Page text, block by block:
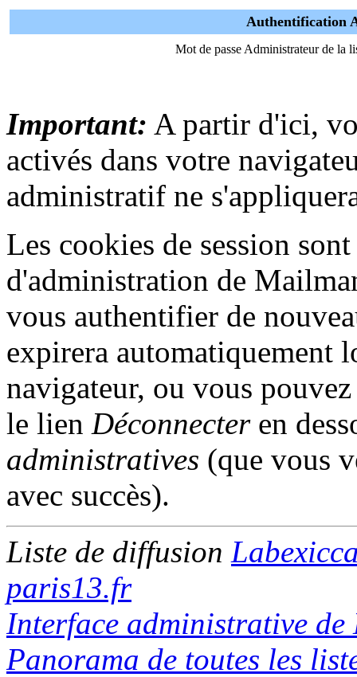
Authentification
Mot de passe Administrateur de la
Important: A partir d'ici,
activés dans votre
administratif ne
Les cookies de session
d'administration de
vous authentifier de
expirera automatiquement
navigateur, ou vous
le lien Déconnecteren
administratives (que vous
avec succès).
Liste de diffusion
paris13.fr
Interface administrative de
Panorama de toutes les